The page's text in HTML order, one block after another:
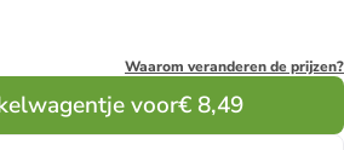
Waarom veranderen de prijzen?
voor€ 8,49